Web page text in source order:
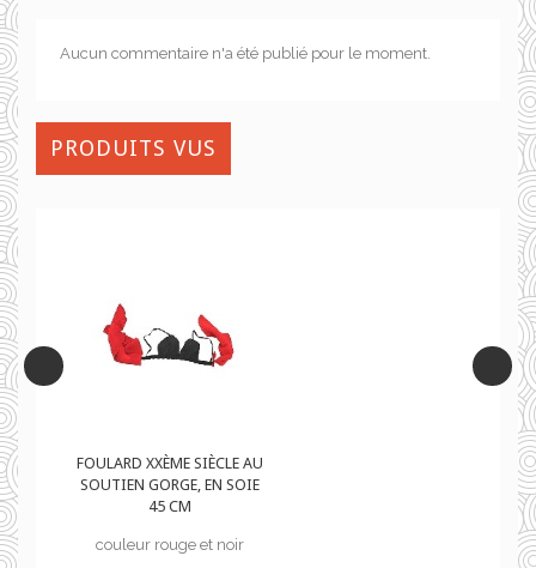
Aucun commentaire n'a été publié pour le moment.
PRODUITS VUS
FOULARD XXÈME SIÈCLE AU
SOUTIEN GORGE, EN SOIE
45 CM
couleur rouge et noir